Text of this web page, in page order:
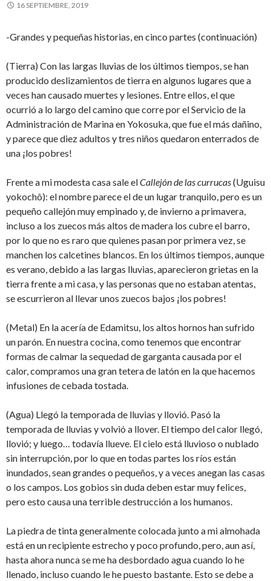
16 SEPTIEMBRE, 2019
-Grandes y pequeñas historias, en cinco partes (continuación)
(Tierra) Con las largas lluvias de los últimos tiempos, se han
producido deslizamientos de tierra en algunos lugares que a
veces han causado muertes y lesiones. Entre ellos, el que
ocurrió a lo largo del camino que corre por el Servicio de la
Administración de Marina en Yokosuka, que fue el más dañino,
y parece que diez adultos y tres niños quedaron enterrados de
una ¡los pobres!
Frente a mi modesta casa sale elCallejón de las currucas(Uguisu
yokochô): el nombre parece el de un lugar tranquilo, pero es un
pequeño callejón muy empinado y, de invierno a primavera,
incluso a los zuecos más altos de madera los cubre el barro,
por lo que no es raro que quienes pasan por primera vez, se
manchen los calcetines blancos. En los últimos tiempos, aunque
es verano, debido a las largas lluvias, aparecieron grietas en la
tierra frente a mi casa, y las personas que no estaban atentas,
se escurrieron al llevar unos zuecos bajos ¡los pobres!
(Metal) En la acería de Edamitsu, los altos hornos han sufrido
un parón. En nuestra cocina, como tenemos que encontrar
formas de calmar la sequedad de garganta causada por el
calor, compramos una gran tetera de latón en la que hacemos
infusiones de cebada tostada.
(Agua) Llegó la temporada de lluvias y llovió. Pasó la
temporada de lluvias y volvió a llover. El tiempo del calor llegó,
llovió; y luego… todavía llueve. El cielo está lluvioso o nublado
sin interrupción, por lo que en todas partes los ríos están
inundados, sean grandes o pequeños, y a veces anegan las casas
o los campos. Los gobios sin duda deben estar muy felices,
pero esto causa una terrible destrucción a los humanos.
La piedra de tinta generalmente colocada junto a mi almohada
está en un recipiente estrecho y poco profundo, pero, aun así,
hasta ahora nunca se me ha desbordado agua cuando lo he
llenado, incluso cuando le he puesto bastante. Esto se debe a